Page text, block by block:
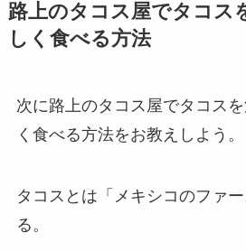
路上のタコス屋でタコス
しく食べる方法
次に路上のタコス屋でタコス
く食べる方法をお教えしよう。
タコスとは「メキシコのファ
る。